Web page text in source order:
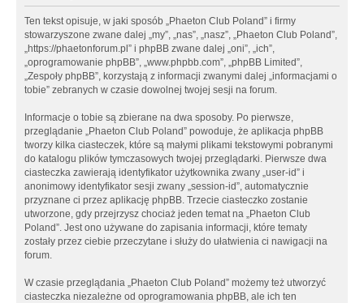
Ten tekst opisuje, w jaki sposób „Phaeton Club Poland” i firmy
stowarzyszone zwane dalej „my”, „nas”, „nasz”, „Phaeton Club Poland”,
„https://phaetonforum.pl” i phpBB zwane dalej „oni”, „ich”,
„oprogramowanie phpBB”, „www.phpbb.com”, „phpBB Limited”,
„Zespoły phpBB”, korzystają z informacji zwanymi dalej „informacjami o
tobie” zebranych w czasie dowolnej twojej sesji na forum.
Informacje o tobie są zbierane na dwa sposoby. Po pierwsze,
przeglądanie „Phaeton Club Poland” powoduje, że aplikacja phpBB
tworzy kilka ciasteczek, które są małymi plikami tekstowymi pobranymi
do katalogu plików tymczasowych twojej przeglądarki. Pierwsze dwa
ciasteczka zawierają identyfikator użytkownika zwany „user-id” i
anonimowy identyfikator sesji zwany „session-id”, automatycznie
przyznane ci przez aplikację phpBB. Trzecie ciasteczko zostanie
utworzone, gdy przejrzysz chociaż jeden temat na „Phaeton Club
Poland”. Jest ono używane do zapisania informacji, które tematy
zostały przez ciebie przeczytane i służy do ułatwienia ci nawigacji na
forum.
W czasie przeglądania „Phaeton Club Poland” możemy też utworzyć
ciasteczka niezależne od oprogramowania phpBB, ale ich ten